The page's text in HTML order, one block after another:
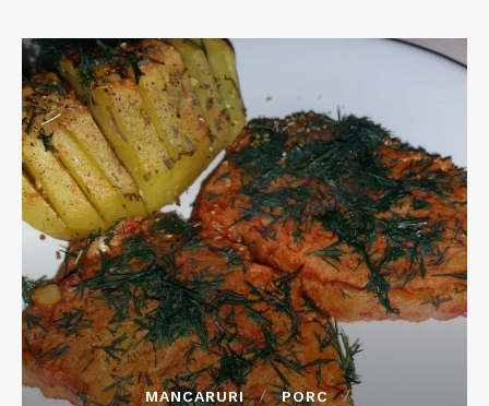
MANCARURI
PORC